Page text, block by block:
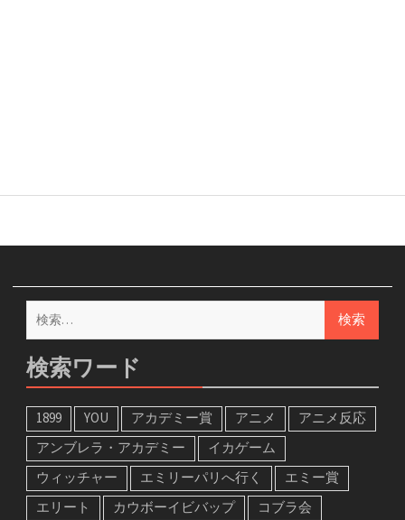
索:
検索ワード
1899 YOU アカデミー賞 アニメ
アンブレラ・アカデミー
イカゲーム
ウィッチャー
エミリーパリへ行く
エミー賞